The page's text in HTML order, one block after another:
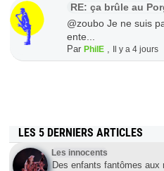
RE: ça brûle au
@zoubo Je ne suis
ente...
ParPhilE Il y a 4 jours
LES 5 DERNIERS ARTICLES
Les innocents
Des enfants fantômes